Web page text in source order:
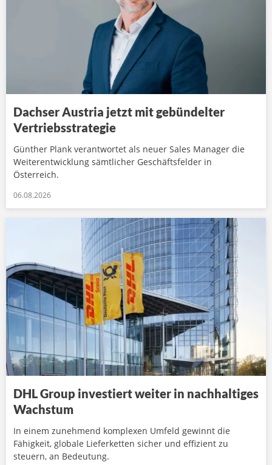
Dachser Austria jetzt mit gebündelter
Vertriebsstrategie
Günther Plank verantwortet als neuer Sales Manager die
Weiterentwicklung sämtlicher Geschäftsfelder in
Österreich.
06.08.2026
DHL Group investiert weiter in nachhaltiges
Wachstum
In einem zunehmend komplexen Umfeld gewinnt die
Fähigkeit, globale Lieferketten sicher und effizient zu
steuern, an Bedeutung.